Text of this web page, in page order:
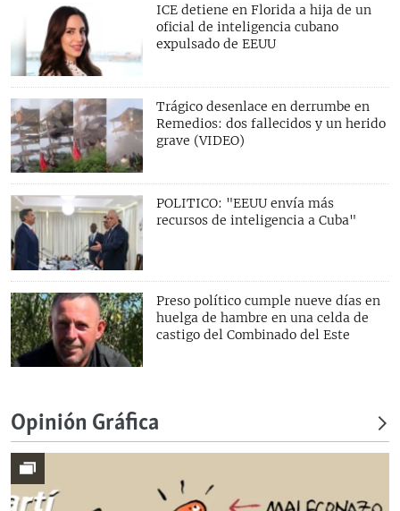
ICE detiene en Florida a hija de un
oficial de inteligencia cubano
expulsado de EEUU
Trágico desenlace en derrumbe en
Remedios: dos fallecidos y un herido
grave (VIDEO)
POLITICO: "EEUU envía más
recursos de inteligencia a Cuba"
Preso político cumple nueve días en
huelga de hambre en una celda de
castigo del Combinado del Este
Opinión Gráfica